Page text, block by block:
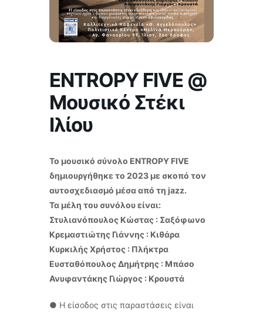
ENTROPY FIVE @
Μουσικό Στέκι
Ιλίου
Το μουσικό σύνολο ENTROPY FIVE
δημιουργήθηκε το 2023 με σκοπό τον
αυτοσχεδιασμό μέσα από τη jazz.
Τα μέλη του συνόλου είναι:
Στυλιανόπουλος Κώστας : Σαξόφωνο
Κρεμαστιώτης Γιάννης : Κιθάρα
Κυρκιλής Χρήστος : Πλήκτρα
Ευσταθόπουλος Δημήτρης : Μπάσο
Ανυφαντάκης Γιώργος : Κρουστά
● Η είσοδος στις παραστάσεις είναι